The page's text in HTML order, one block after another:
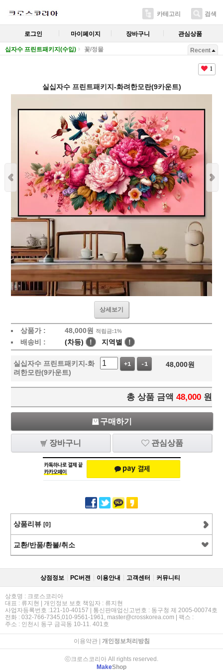
카테고리 검색
로그인 마이페이지 장바구니 관심상품
십자수 프린트패키지(수입) 꽃/정물 Recent
1
실십자수 프린트패키지-화려한모란(9카운트)
상세보기
상품가 : 48,000원 적립금:1%
배송비 : (차등) ! 지역별 !
실십자수 프린트패키지-화
려한모란(9카운트)
+1 -1 48,000원
총 상품 금액 48,000 원
구매하기
장바구니 관심상품
상품리뷰 [0]
교환/반품/환불/취소
상점정보 PC버젼 이용안내 고객센터 커뮤니티
상호명 : 크로스코리아
대표 : 류지현 | 개인정보 보호 책임자 : 류지현
사업자등록번호 :121-10-40157 | 통신판매업신고번호 : 동구청 제 2005-00074호
전화 : 032-766-7345,010-9561-1961, master@crosskorea.com | 팩스 :
주소 : 인천시 동구 금곡동 10-11. 401호
이용약관| 개인정보처리방침
ⓒ크로스코리아 All rights reserved.
MakeShop